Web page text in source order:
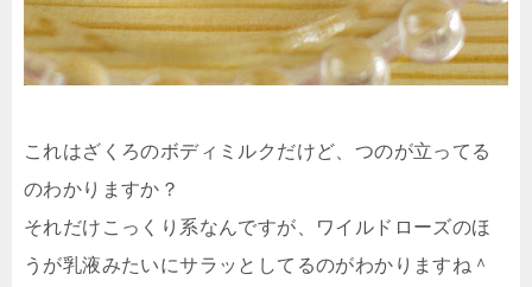
これはざくろのボディミルクだけど、つのが立ってる
のわかりますか？
それだけこっくり系なんですが、ワイルドローズのほ
うが乳液みたいにサラッとしてるのがわかりますね＾